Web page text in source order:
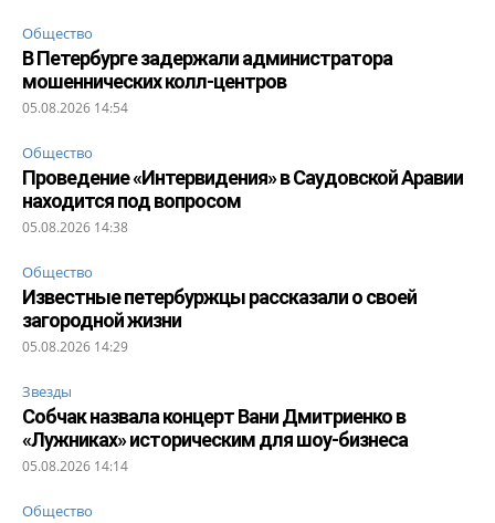
Общество
В Петербурге задержали администратора
мошеннических колл-центров
05.08.2026 14:54
Общество
Проведение «Интервидения» в Саудовской Аравии
находится под вопросом
05.08.2026 14:38
Общество
Известные петербуржцы рассказали о своей
загородной жизни
05.08.2026 14:29
Звезды
Собчак назвала концерт Вани Дмитриенко в
«Лужниках» историческим для шоу-бизнеса
05.08.2026 14:14
Общество